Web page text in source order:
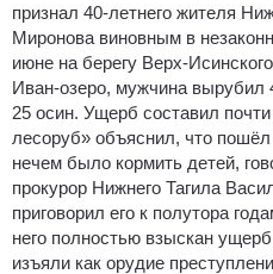
признал 40-летнего жителя
Миронова виновным в
июне на берегу Верх-
Иван-озеро, мужчина вырубил
25 осин. Ущерб составил
лесоруб» объяснил, что
нечем было кормить детей,
прокурор Нижнего Тагила
приговорил его к полутора
него полностью взыскан
изъяли как орудие